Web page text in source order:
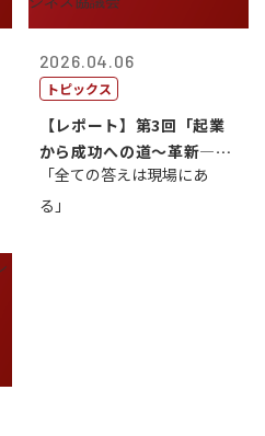
2026.04.06
トピックス
【レポート】第3回「起業
から成功への道～革新―挑
戦の先にある...
「全ての答えは現場にあ
る」